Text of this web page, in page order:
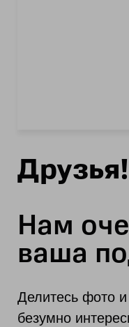
Друзья!
Нам
ваша
Делитесь фото
безумно